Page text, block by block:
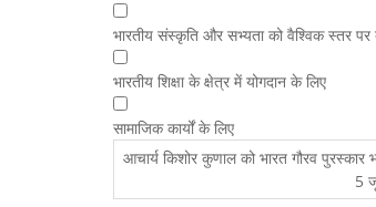
भारतीय संस्कृति और सभ्यता को वैश्विक स्तर पर
भारतीय शिक्षा के क्षेत्र में योगदान के लिए
सामाजिक कार्यों के लिए
आचार्य किशोर कुणाल को भारत गौरव
5